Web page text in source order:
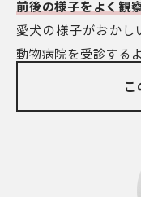
前後の様子をよく観
愛犬の様子がおかし
動物病院を受診する